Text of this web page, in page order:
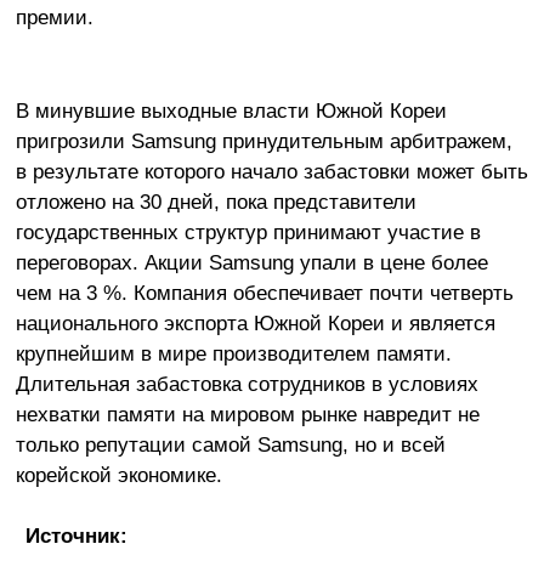
премии.
В минувшие выходные власти Южной Кореи
пригрозили Samsung принудительным арбитражем,
в результате которого начало забастовки может быть
отложено на 30 дней, пока представители
государственных структур принимают участие в
переговорах. Акции Samsung упали в цене более
чем на 3 %. Компания обеспечивает почти четверть
национального экспорта Южной Кореи и является
крупнейшим в мире производителем памяти.
Длительная забастовка сотрудников в условиях
нехватки памяти на мировом рынке навредит не
только репутации самой Samsung, но и всей
корейской экономике.
Источник: